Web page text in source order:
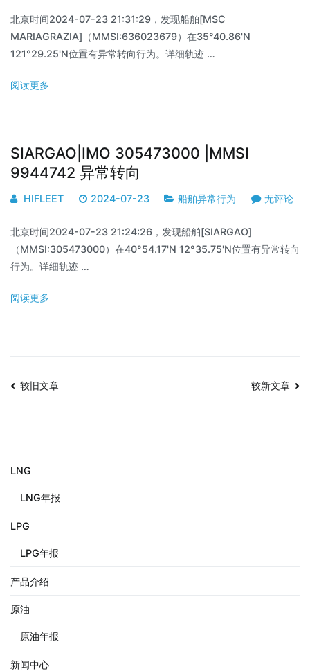
北京时间2024-07-23 21:31:29，发现船舶[MSC
MARIAGRAZIA]（MMSI:636023679）在35°40.86'N
121°29.25'N位置有异常转向行为。详细轨迹 …
阅读更多
SIARGAO|IMO 305473000 |MMSI
9944742 异常转向
HIFLEET 2024-07-23 船舶异常行为 无评论
北京时间2024-07-23 21:24:26，发现船舶[SIARGAO]
（MMSI:305473000）在40°54.17'N 12°35.75'N位置有异常转向
行为。详细轨迹 …
阅读更多
较旧文章 较新文章
LNG
LNG年报
LPG
LPG年报
产品介绍
原油
原油年报
新闻中心